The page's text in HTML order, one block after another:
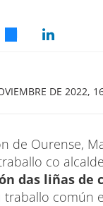
DE 2022,
de Ourense,
co
das liñas de
traballo común